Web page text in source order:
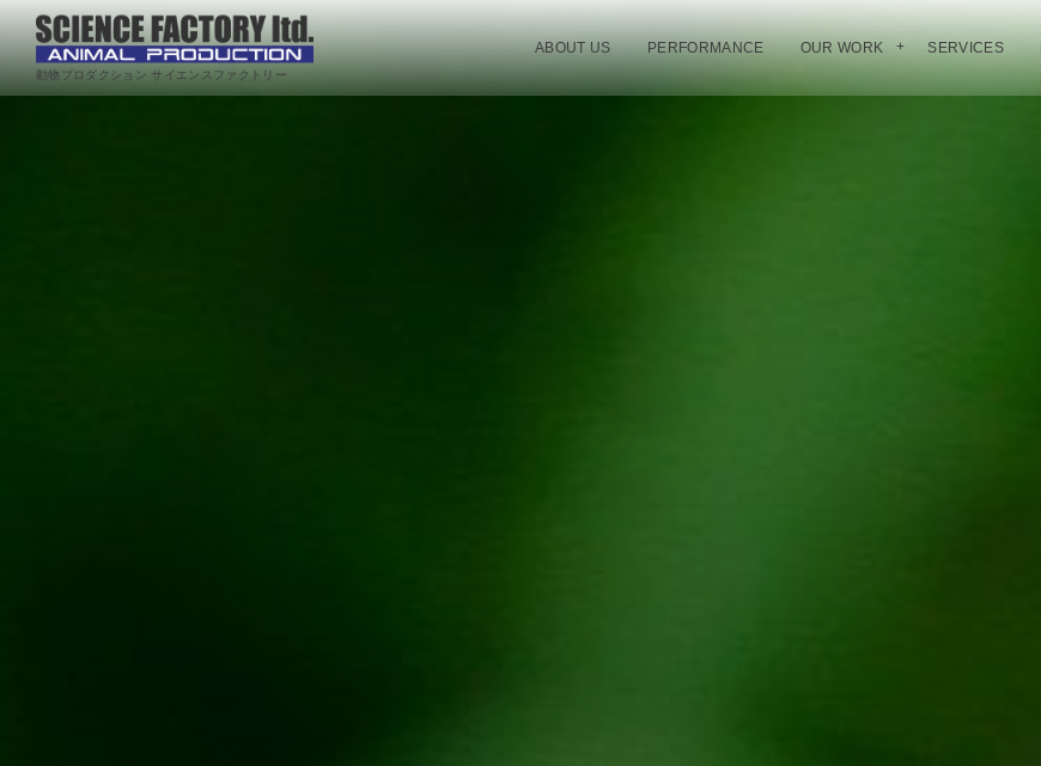
動物プロダクション サイエンスファクトリー
ABOUT US PERFORMANCE OUR WORK SERVICES